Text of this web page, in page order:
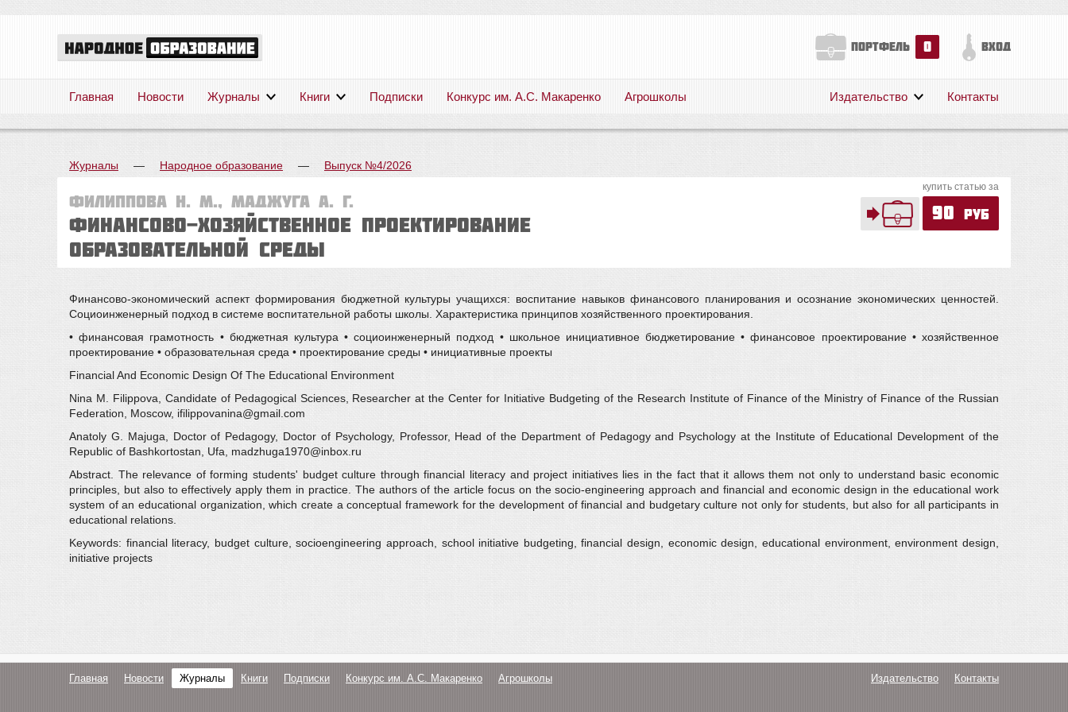
портфель 0 вход
Главная Новости Журналы Книги Подписки Конкурс им. А.С. Макаренко Агрошколы
О нас
Поддержка
Публикации
Издательство Контакты
Журналы — Народное образование — Выпуск №4/2026
Филиппова Н. М., Маджуга А. Г.
Финансово-хозяйственное проектирование
образовательной среды
купить статью за
90 руб
Финансово-экономический аспект формирования бюджетной культуры учащихся: воспитание навыков финансового планирования и осознание экономических ценностей.
Социоинженерный подход в системе воспитательной работы школы. Характеристика принципов хозяйственного проектирования.
• финансовая грамотность • бюджетная культура • социоинженерный подход • школьное инициативное бюджетирование • финансовое проектирование • хозяйственное
проектирование • образовательная среда • проектирование среды • инициативные проекты
Financial And Economic Design Of The Educational Environment
Nina M. Filippova, Candidate of Pedagogical Sciences, Researcher at the Center for Initiative Budgeting of the Research Institute of Finance of the Ministry of Finance of the Russian
Federation, Moscow, ifilippovanina@gmail.com
Anatoly G. Majuga, Doctor of Pedagogy, Doctor of Psychology, Professor, Head of the Department of Pedagogy and Psychology at the Institute of Educational Development of the
Republic of Bashkortostan, Ufa, madzhuga1970@inbox.ru
Abstract. The relevance of forming students' budget culture through financial literacy and project initiatives lies in the fact that it allows them not only to understand basic economic
principles, but also to effectively apply them in practice. The authors of the article focus on the socio-engineering approach and financial and economic design in the educational work
system of an educational organization, which create a conceptual framework for the development of financial and budgetary culture not only for students, but also for all participants in
educational relations.
Keywords: financial literacy, budget culture, socioengineering approach, school initiative budgeting, financial design, economic design, educational environment, environment design,
initiative projects
Главная Новости Журналы Книги Подписки Конкурс им. А.С. Макаренко Агрошколы Издательство Контакты